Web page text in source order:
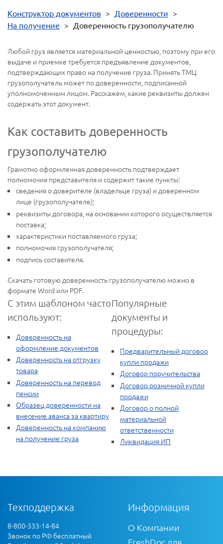
Конструктор документов > Доверенности >
На получение > Доверенность грузополучателю
Любой груз является материальной ценностью, поэтому при его
выдаче и приемке требуется предъявление документов,
подтверждающих право на получение груза. Принять ТМЦ
грузополучатель может по доверенности, подписанной
уполномоченным лицом. Расскажем, какие реквизиты должен
содержать этот документ.
Как составить доверенность
грузополучателю
Грамотно оформленная доверенность подтверждает
полномочия представителя и содержит такие пункты:
сведения о доверителе (владельце груза) и доверенном
лице (грузополучателе);
реквизиты договора, на основании которого осуществляется
поставка;
характеристики поставляемого груза;
полномочия грузополучателя;
подпись составителя.
Скачать готовую доверенность грузополучателю можно в
формате Word или PDF.
С этим шаблоном часто
используют:
Доверенность на
оформление документов
Доверенность на отгрузку
товара
Доверенность на перевод
пенсии
Образец доверенности на
внесение аванса за квартиру
Доверенность на компанию
на получение груза
Популярные
документы и
процедуры:
Предварительный договор
купли продажи
Договор поручительства
Договор розничной купли
продажи
Договор о полной
материальной
ответственности
Ликвидация ИП
Техподдержка
8-800-333-14-84
Звонок по РФ бесплатный
Информация
О Компании